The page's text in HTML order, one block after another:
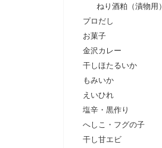
ねり酒粕（漬物用）
プロだし
お菓子
金沢カレー
干しほたるいか
もみいか
えいひれ
塩辛・黒作り
へしこ・フグの子
干し甘エビ